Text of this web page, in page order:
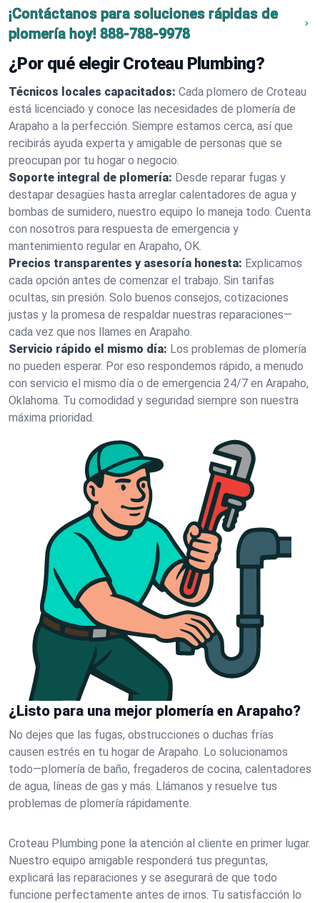
¡Contáctanos para soluciones rápidas de
plomería hoy! 888-788-9978
¿Por qué elegir Croteau Plumbing?
Técnicos locales capacitados: Cada plomero de Croteau
está licenciado y conoce las necesidades de plomería de
Arapaho a la perfección. Siempre estamos cerca, así que
recibirás ayuda experta y amigable de personas que se
preocupan por tu hogar o negocio.
Soporte integral de plomería: Desde reparar fugas y
destapar desagües hasta arreglar calentadores de agua y
bombas de sumidero, nuestro equipo lo maneja todo. Cuenta
con nosotros para respuesta de emergencia y
mantenimiento regular en Arapaho, OK.
Precios transparentes y asesoría honesta: Explicamos
cada opción antes de comenzar el trabajo. Sin tarifas
ocultas, sin presión. Solo buenos consejos, cotizaciones
justas y la promesa de respaldar nuestras reparaciones—
cada vez que nos llames en Arapaho.
Servicio rápido el mismo día: Los problemas de plomería
no pueden esperar. Por eso respondemos rápido, a menudo
con servicio el mismo día o de emergencia 24/7 en Arapaho,
Oklahoma. Tu comodidad y seguridad siempre son nuestra
máxima prioridad.
¿Listo para una mejor plomería en Arapaho?
No dejes que las fugas, obstrucciones o duchas frías
causen estrés en tu hogar de Arapaho. Lo solucionamos
todo—plomería de baño, fregaderos de cocina, calentadores
de agua, líneas de gas y más. Llámanos y resuelve tus
problemas de plomería rápidamente.
Croteau Plumbing pone la atención al cliente en primer lugar.
Nuestro equipo amigable responderá tus preguntas,
explicará las reparaciones y se asegurará de que todo
funcione perfectamente antes de irnos. Tu satisfacción lo